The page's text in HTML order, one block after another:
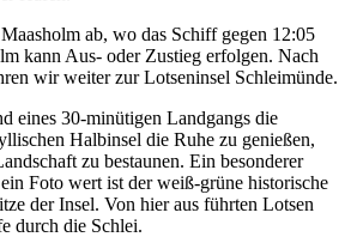
ab, wo das Schiff gegen 12:05
kann Aus- oder Zustieg erfolgen. Nach
wir weiter zur Lotseninsel Schleimünde.
eines 30-minütigen Landgangs die
Halbinsel die Ruhe zu genießen,
zu bestaunen. Ein besonderer
Foto wert ist der weiß-grüne historische
der Insel. Von hier aus führten Lotsen
durch die Schlei.